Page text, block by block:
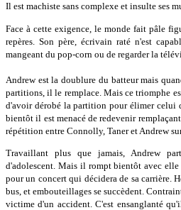
Il est machiste sans complexe et insulte ses
Face à cette exigence, le monde fait pâle
repères. Son père, écrivain raté n'est
mangeant du pop-corn ou de regarder la
Andrew est la doublure du batteur mais
partitions, il le remplace. Mais ce triomphe
d'avoir dérobé la partition pour élimer celui
bientôt il est menacé de redevenir
répétition entre Connolly, Taner et Andrew
Travaillant plus que jamais, Andrew
d'adolescent. Mais il rompt bientôt avec
pour un concert qui décidera de sa carrière.
bus, et embouteillages se succèdent.
victime d'un accident. C'est ensanglanté